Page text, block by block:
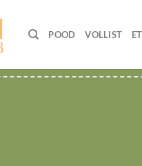
POOD VOLLIST